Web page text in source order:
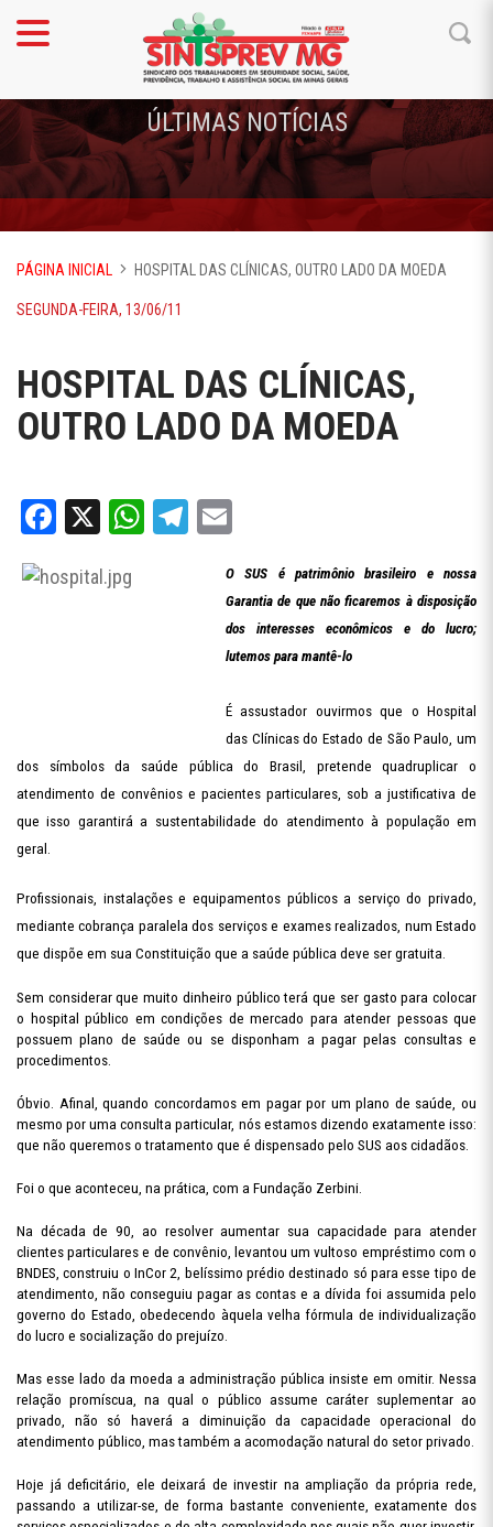
ÚLTIMAS NOTÍCIAS
PÁGINA INICIAL HOSPITAL DAS CLÍNICAS, OUTRO LADO DA MOEDA
SEGUNDA-FEIRA, 13/06/11
HOSPITAL DAS CLÍNICAS,
OUTRO LADO DA MOEDA
Facebook
X WhatsApp
Telegram
O SUS é patrimônio brasileiro e nossa
Garantia de que não ficaremos à disposição
dos interesses econômicos e do lucro;
lutemos para mantê-lo
É assustador ouvirmos que o Hospital
das Clínicas do Estado de São Paulo, um
dos símbolos da saúde pública do Brasil, pretende quadruplicar o
atendimento de convênios e pacientes particulares, sob a justificativa de
que isso garantirá a sustentabilidade do atendimento à população em
geral.
Profissionais, instalações e equipamentos públicos a serviço do privado,
mediante cobrança paralela dos serviços e exames realizados, num Estado
que dispõe em sua Constituição que a saúde pública deve ser gratuita.
Sem considerar que muito dinheiro público terá que ser gasto para colocar
o hospital público em condições de mercado para atender pessoas que
possuem plano de saúde ou se disponham a pagar pelas consultas e
procedimentos.
Óbvio. Afinal, quando concordamos em pagar por um plano de saúde, ou
mesmo por uma consulta particular, nós estamos dizendo exatamente isso:
que não queremos o tratamento que é dispensado pelo SUS aos cidadãos.
Foi o que aconteceu, na prática, com a Fundação Zerbini.
Na década de 90, ao resolver aumentar sua capacidade para atender
clientes particulares e de convênio, levantou um vultoso empréstimo com o
BNDES, construiu o InCor 2, belíssimo prédio destinado só para esse tipo de
atendimento, não conseguiu pagar as contas e a dívida foi assumida pelo
governo do Estado, obedecendo àquela velha fórmula de individualização
do lucro e socialização do prejuízo.
Mas esse lado da moeda a administração pública insiste em omitir. Nessa
relação promíscua, na qual o público assume caráter suplementar ao
privado, não só haverá a diminuição da capacidade operacional do
atendimento público, mas também a acomodação natural do setor privado.
Hoje já deficitário, ele deixará de investir na ampliação da própria rede,
passando a utilizar-se, de forma bastante conveniente, exatamente dos